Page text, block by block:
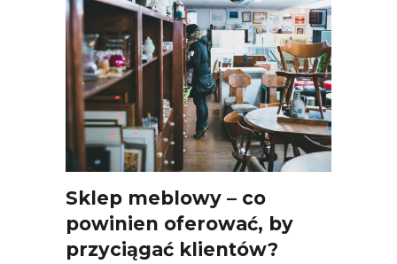
Sklep meblowy – co
powinien oferować, by
przyciągać klientów?